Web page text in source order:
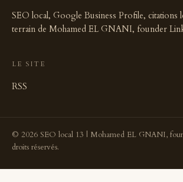
SEO local, Google Business Profile, citations
terrain de Mohamed EL GNANI, founder
LE SITE
RSS
© 2026 SEO local 13 | Mohamed EL GNANI,
droits réservés.